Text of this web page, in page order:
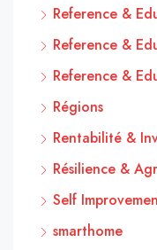
Reference &
Reference &
Reference &
Régions
Rentabilité &
Résilience &
Self
smarthome